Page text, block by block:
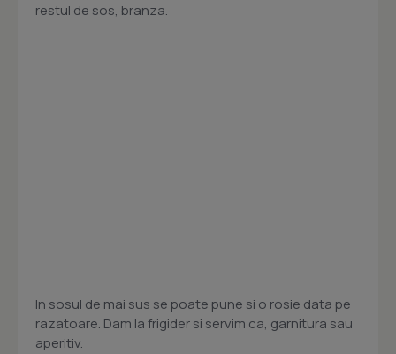
restul de sos, branza.
In sosul de mai sus se poate pune si o rosie data pe
razatoare. Dam la frigider si servim ca, garnitura sau
aperitiv.